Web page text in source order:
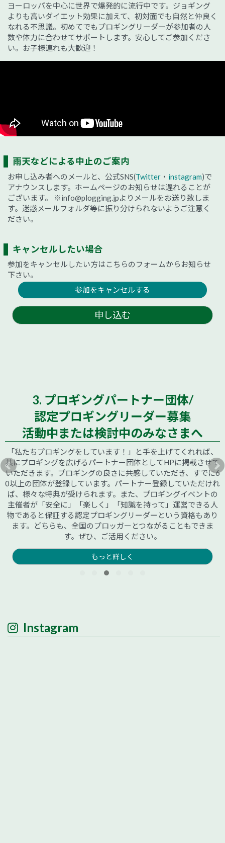
ヨーロッパを中心に世界で爆発的に流行中です。ジョギング
よりも高いダイエット効果に加えて、初対面でも自然と仲良く
なれる不思議。初めてでもプロギングリーダーが参加者の人
数や体力に合わせてサポートします。安心してご参加くださ
い。お子様連れも大歓迎！
雨天などによる中止のご案内
お申し込み者へのメールと、公式SNS(Twitter ・ instagram)で
アナウンスします。ホームページのお知らせは遅れることが
ございます。
※info@plogging.jpよりメールをお送り致しま
す。迷惑メールフォルダ等に振り分けられないようご注意く
ださい。
キャンセルしたい場合
参加をキャンセルしたい方はこちらのフォームからお知らせ
下さい。
参加をキャンセルする
申し込む
3. プロギングパートナー団体/
認定プロギングリーダー募集
活動中または検討中のみなさまへ
「私たちプロギングをしています！」と手を上げてくれれば、
共にプロギングを広げるパートナー団体としてHPに掲載させて
いただきます。プロギングの良さに共感していただき、すでに6
0以上の団体が登録しています。パートナー登録していただけれ
ば、様々な特典が受けられます。また、プロギングイベントの
主催者が「安全に」「楽しく」「知識を持って」運営できる人
物であると保証する認定プロギングリーダーという資格もあり
ます。どちらも、全国のプロッガーとつながることもできま
す。ぜひ、ご活用ください。
もっと詳しく
Instagram